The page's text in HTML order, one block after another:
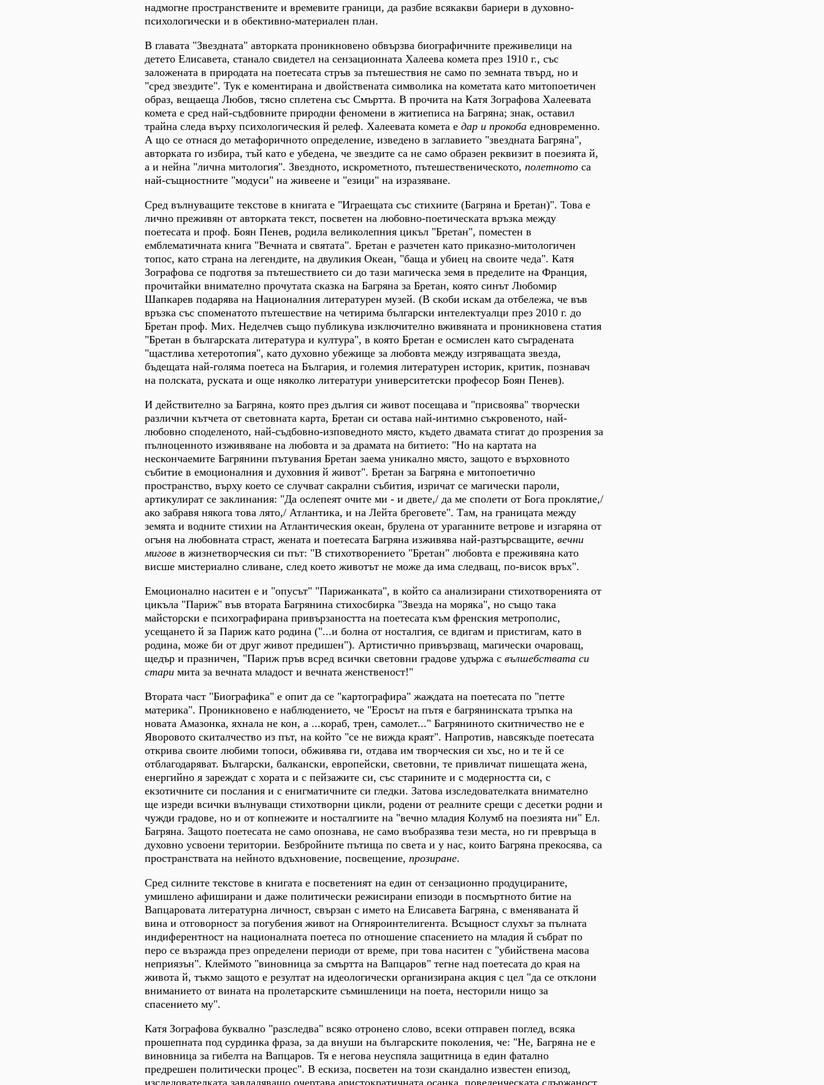
надмогне пространствените и времевите граници, да разбие всякакви бариери в духовно-
психологически и в обективно-материален план.
В главата "Звездната" авторката проникновено обвързва биографичните преживелици на
детето Елисавета, станало свидетел на сензационната Халеева комета през 1910 г., със
заложената в природата на поетесата стръв за пътешествия не само по земната твърд, но и
"сред звездите". Тук е коментирана и двойствената символика на кометата като митопоетичен
образ, вещаеща Любов, тясно сплетена със Смъртта. В прочита на Катя Зографова Халеевата
комета е сред най-съдбовните природни феномени в житиеписа на Багряна; знак, оставил
трайна следа върху психологическия й релеф. Халеевата комета е дар и прокоба едновременно.
А що се отнася до метафоричното определение, изведено в заглавието "звездната Багряна",
авторката го избира, тъй като е убедена, че звездите са не само образен реквизит в поезията й,
а и нейна "лична митология". Звездното, искрометното, пътешественическото, полетното са
най-същностните "модуси" на живеене и "езици" на изразяване.
Сред вълнуващите текстове в книгата е "Играещата със стихиите (Багряна и Бретан)". Това е
лично преживян от авторката текст, посветен на любовно-поетическата връзка между
поетесата и проф. Боян Пенев, родила великолепния цикъл "Бретан", поместен в
емблематичната книга "Вечната и святата". Бретан е разчетен като приказно-митологичен
топос, като страна на легендите, на двуликия Океан, "баща и убиец на своите чеда". Катя
Зографова се подготвя за пътешествието си до тази магическа земя в пределите на Франция,
прочитайки внимателно прочутата сказка на Багряна за Бретан, която синът Любомир
Шапкарев подарява на Националния литературен музей. (В скоби искам да отбележа, че във
връзка със споменатото пътешествие на четирима български интелектуалци през 2010 г. до
Бретан проф. Мих. Неделчев също публикува изключително вживяната и проникновена статия
"Бретан в българската литература и култура", в която Бретан е осмислен като съградената
"щастлива хетеротопия", като духовно убежище за любовта между изгряващата звезда,
бъдещата най-голяма поетеса на България, и големия литературен историк, критик, познавач
на полската, руската и още няколко литератури университетски професор Боян Пенев).
И действително за Багряна, която през дългия си живот посещава и "присвоява" творчески
различни кътчета от световната карта, Бретан си остава най-интимно съкровеното, най-
любовно споделеното, най-съдбовно-изповедното място, където двамата стигат до прозрения за
пълноценното изживяване на любовта и за драмата на битието: "Но на картата на
нескончаемите Багрянини пътувания Бретан заема уникално място, защото е върховното
събитие в емоционалния и духовния й живот". Бретан за Багряна е митопоетично
пространство, върху което се случват сакрални събития, изричат се магически пароли,
артикулират се заклинания: "Да ослепеят очите ми - и двете,/ да ме сполети от Бога проклятие,/
ако забравя някога това лято,/ Атлантика, и на Лейта бреговете". Там, на границата между
земята и водните стихии на Атлантическия океан, брулена от ураганните ветрове и изгаряна от
огъня на любовната страст, жената и поетесата Багряна изживява най-разтърсващите, вечни
мигове в жизнетворческия си път: "В стихотворението "Бретан" любовта е преживяна като
висше мистериално сливане, след което животът не може да има следващ, по-висок връх".
Емоционално наситен е и "опусът" "Парижанката", в който са анализирани стихотворенията от
цикъла "Париж" във втората Багрянина стихосбирка "Звезда на моряка", но също така
майсторски е психографирана привързаността на поетесата към френския метрополис,
усещането й за Париж като родина ("...и болна от носталгия, се вдигам и пристигам, като в
родина, може би от друг живот предишен"). Артистично привързващ, магически очароващ,
щедър и празничен, "Париж пръв всред всички световни градове удържа с вълшебствата си
стари мита за вечната младост и вечната женственост!"
Втората част "Биографика" е опит да се "картографира" жаждата на поетесата по "петте
материка". Проникновено е наблюдението, че "Еросът на пътя е багрянинската тръпка на
новата Амазонка, яхнала не кон, а ...кораб, трен, самолет..." Багряниното скитничество не е
Яворовото скиталчество из път, на който "се не вижда краят". Напротив, навсякъде поетесата
открива своите любими топоси, обживява ги, отдава им творческия си хъс, но и те й се
отблагодаряват. Български, балкански, европейски, световни, те привличат пишещата жена,
енергийно я зареждат с хората и с пейзажите си, със старините и с модерността си, с
екзотичните си послания и с енигматичните си гледки. Затова изследователката внимателно
ще изреди всички вълнуващи стихотворни цикли, родени от реалните срещи с десетки родни и
чужди градове, но и от копнежите и носталгиите на "вечно младия Колумб на поезията ни" Ел.
Багряна. Защото поетесата не само опознава, не само въобразява тези места, но ги превръща в
духовно усвоени територии. Безбройните пътища по света и у нас, които Багряна прекосява, са
пространствата на нейното вдъхновение, посвещение, прозиране.
Сред силните текстове в книгата е посветеният на един от сензационно продуцираните,
умишлено афиширани и даже политически режисирани епизоди в посмъртното битие на
Вапцаровата литературна личност, свързан с името на Елисавета Багряна, с вменяваната й
вина и отговорност за погубения живот на Огняроинтелигента. Всъщност слухът за пълната
индиферентност на националната поетеса по отношение спасението на младия й събрат по
перо се възражда през определени периоди от време, при това наситен с "убийствена масова
неприязън". Клеймото "виновница за смъртта на Вапцаров" тегне над поетесата до края на
живота й, тъкмо защото е резултат на идеологически организирана акция с цел "да се отклони
вниманието от вината на пролетарските съмишленици на поета, несторили нищо за
спасението му".
Катя Зографова буквално "разследва" всяко отронено слово, всеки отправен поглед, всяка
прошепната под сурдинка фраза, за да внуши на българските поколения, че: "Не, Багряна не е
виновница за гибелта на Вапцаров. Тя е негова неуспяла защитница в един фатално
предрешен политически процес". В ескиза, посветен на този скандално известен епизод,
изследователката завладяващо очертава аристократичната осанка, поведенческата сдържаност